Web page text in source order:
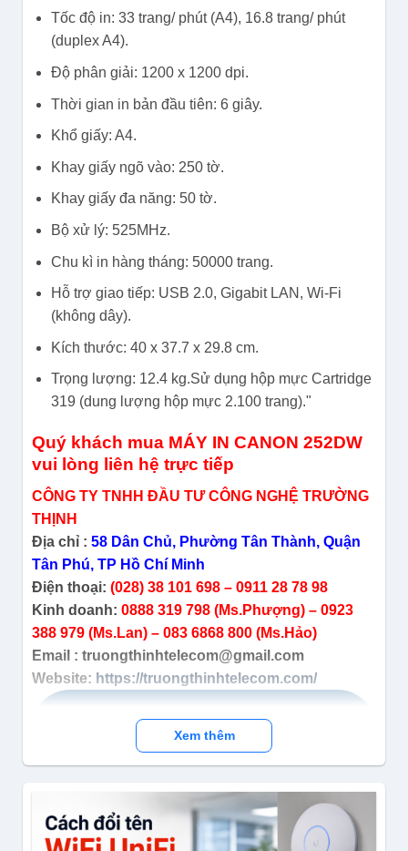
Tốc độ in: 33 trang/ phút (A4), 16.8 trang/ phút
(duplex A4).
Độ phân giải: 1200 x 1200 dpi.
Thời gian in bản đầu tiên: 6 giây.
Khổ giấy: A4.
Khay giấy ngõ vào: 250 tờ.
Khay giấy đa năng: 50 tờ.
Bộ xử lý: 525MHz.
Chu kì in hàng tháng: 50000 trang.
Hỗ trợ giao tiếp: USB 2.0, Gigabit LAN, Wi-Fi
(không dây).
Kích thước: 40 x 37.7 x 29.8 cm.
Trọng lượng: 12.4 kg.Sử dụng hộp mực Cartridge
319 (dung lượng hộp mực 2.100 trang)."
Quý khách mua MÁY IN CANON 252DW
vui lòng liên hệ trực tiếp
CÔNG TY TNHH ĐẦU TƯ CÔNG NGHỆ TRƯỜNG
THỊNH
Địa chỉ : 58 Dân Chủ, Phường Tân Thành, Quận
Tân Phú, TP Hồ Chí Minh
Điện thoại: (028) 38 101 698 – 0911 28 78 98
Kinh doanh: 0888 319 798 (Ms.Phượng) – 0923
388 979 (Ms.Lan) – 083 6868 800 (Ms.Hảo)
Email : truongthinhtelecom@gmail.com
Website: https://truongthinhtelecom.com/
Xem thêm